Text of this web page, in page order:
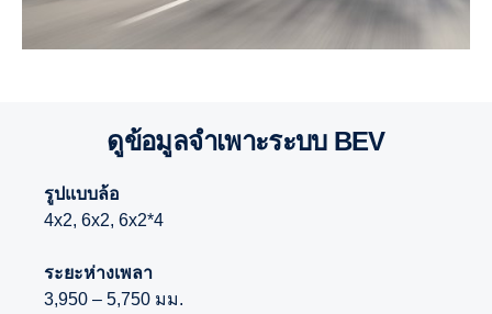
ดูข้อมูลจำเพาะระบบ BEV
รูปแบบล้อ
4x2, 6x2, 6x2*4
ระยะห่างเพลา
3,950 – 5,750 มม.